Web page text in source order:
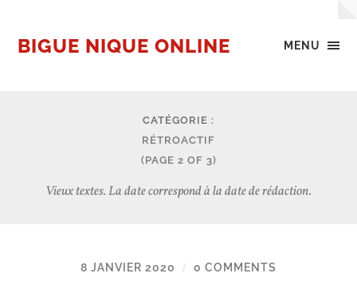
MENU
BIGUE NIQUE ONLINE
CATÉGORIE :
RÉTROACTIF
(PAGE 2 OF 3)
Vieux textes. La date correspond à la date de rédaction.
8 JANVIER 2020 / 0 COMMENTS